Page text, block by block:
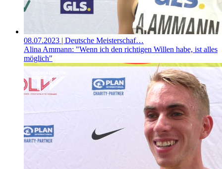
08.07.2023 | Deutsche Meisterschaf…
Alina Ammann: "Wenn ich den richtigen Willen habe, ist alles
möglich"